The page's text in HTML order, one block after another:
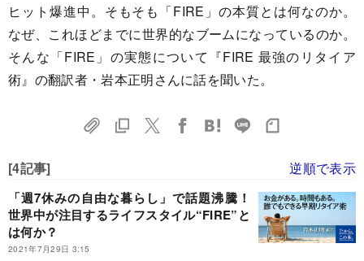
ヒット爆進中。そもそも「FIRE」の本質とは何なのか。
なぜ、これほどまでに世界的なブームになっているのか。
そんな「FIRE」の実態について『FIRE 最強のリタイア
術』の翻訳者・岩本正明さんに話を聞いた。
[4記事] 逆順で表示
「週7休みの自由な暮らし」で話題沸騰！
世界中が注目するライフスタイル“FIRE”と
は何か？
2021年7月29日 3:15